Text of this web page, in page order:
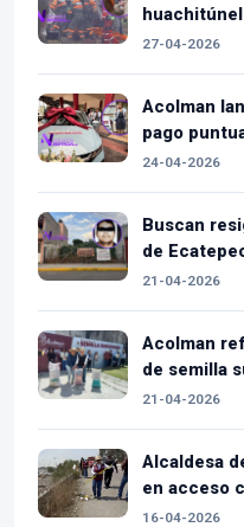
27-04-2026
Acolman
pago
24-04-2026
Buscan
de
21-04-2026
Acolman
de semilla
21-04-2026
Alcaldesa
en acceso
16-04-2026